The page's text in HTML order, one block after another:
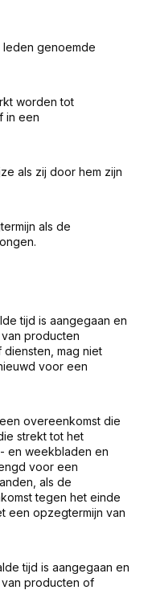
leden genoemde
worden tot
in een
als zij door hem zijn
als de
tijd is aangegaan en
producten
mag niet
voor een
overeenkomst die
strekt tot het
en weekbladen en
voor een
als de
tegen het einde
een opzegtermijn van
tijd is aangegaan en
producten of